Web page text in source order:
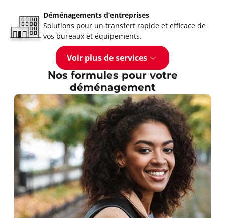
Déménagements d’entreprises
Solutions pour un transfert rapide et efficace de
vos bureaux et équipements.
Voir plus de services
Nos formules pour votre
déménagement